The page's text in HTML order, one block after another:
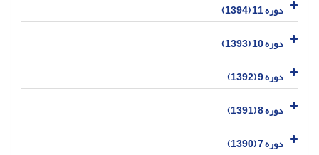
دوره 11 (1394)
دوره 10 (1393)
دوره 9 (1392)
دوره 8 (1391)
دوره 7 (1390)